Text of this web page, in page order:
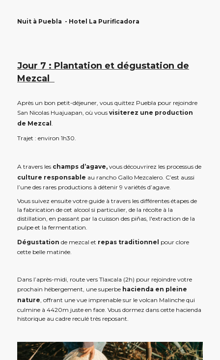
Nuit à Puebla - Hotel La Purificadora
Jour 7 : Plantation et dégustation de
Mezcal
Après un bon petit-déjeuner, vous quittez Puebla pour rejoindre
San Nicolas Huajuapan, où vous visiterez une production
de Mezcal .
Trajet : environ 1h30.
A travers les champs d’agave, vous découvrirez les processus de
culture responsable au rancho Gallo Mezcalero. C’est aussi
l’une des rares productions à détenir 9 variétés d’agave.
Vous suivez ensuite votre guide à travers les différentes étapes de
la fabrication de cet alcool si particulier, de la récolte à la
distillation, en passant par la cuisson des piñas, l'extraction de la
pulpe et la fermentation.
Dégustation de mezcal et repas traditionnel pour clore
cette belle matinée.
Dans l’après-midi, route vers Tlaxcala (2h) pour rejoindre votre
prochain hébergement, une superbe hacienda en pleine
nature, offrant une vue imprenable sur le volcan Malinche qui
culmine à 4420m juste en face. Vous dormez dans cette hacienda
historique au cadre reculé très reposant.